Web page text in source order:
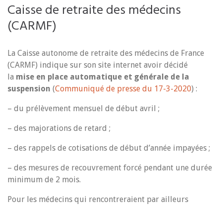
Caisse de retraite des médecins
(CARMF)
La Caisse autonome de retraite des médecins de France
(CARMF) indique sur son site internet avoir décidé
la mise en place automatique et générale de la
suspension (Communiqué de presse du 17-3-2020) :
– du prélèvement mensuel de début avril ;
– des majorations de retard ;
– des rappels de cotisations de début d’année impayées ;
– des mesures de recouvrement forcé pendant une durée
minimum de 2 mois.
Pour les médecins qui rencontreraient par ailleurs